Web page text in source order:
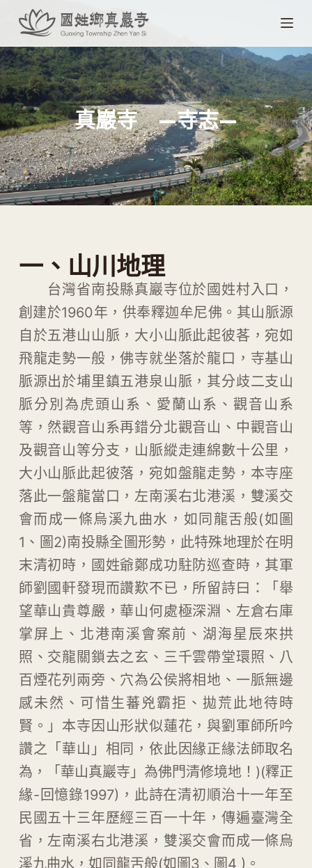
跳
至
主
要
內
容
真巖寺 —寺志—
一、山川地理
台灣省南投縣真巖寺位於國姓村入口，
創建於1960年，供奉釋迦牟尼佛。其山脈源
自於五港山山脈，大小山脈此起彼茖，宛如
飛龍走勢一般，佛寺就坐落於龍口，寺基山
脈源出於埔里鎮五港泉山脈，其分歧二支山
脈分別為虎頭山系、愛蘭山系、觀音山系
等，然觀音山系再錯分北觀音山、中觀音山
及觀音山等分支，山脈縱走連綿數十公里，
大小山脈此起彼落，宛如盤龍走勢，本寺座
落此一盤龍當口，左南溪右北港溪，雙溪交
會而成一條烏溪九曲水，如同龍舌般(如圖
1、圖2)南投縣全圖形勢，此特殊地理於在明
末清初時，國姓爺鄭成功駐防巡查時，其軍
師劉國軒發現而讚歎不已，所留詩曰：「舉
望華山貴尊嚴，華山何處極深淵、左倉右庫
掌屏上、北港南溪會案前、湖海星辰來拱
照、交龍關鎖去之玄、三千雲帶堂環照、八
百煙花列兩旁、穴為公侯將相地、一脈無邊
感未然、可惜生蕃兇霸拒、拋荒此地待時
賢。」本寺因山形狀似蓮花，與劉軍師所吟
讚之「華山」相同，依此因緣正緣法師取名
為，「華山真巖寺」為佛門清修境地！)(釋正
緣-回憶錄1997)，此詩在清初順治十一年至
民國五十三年歷經三百一十年，傳遍臺灣全
省，左南溪右北港溪，雙溪交會而成一條烏
溪九曲水，如同龍舌般(如圖3、圖4 )。